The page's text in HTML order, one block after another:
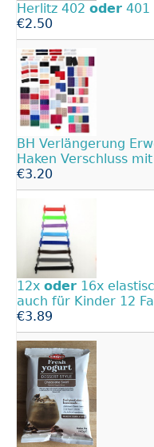
Herlitz 402 oder 401
€2.50
BH Verlängerung
Haken Verschluss mit
€3.20
12x oder 16x
auch für Kinder 12
€3.89